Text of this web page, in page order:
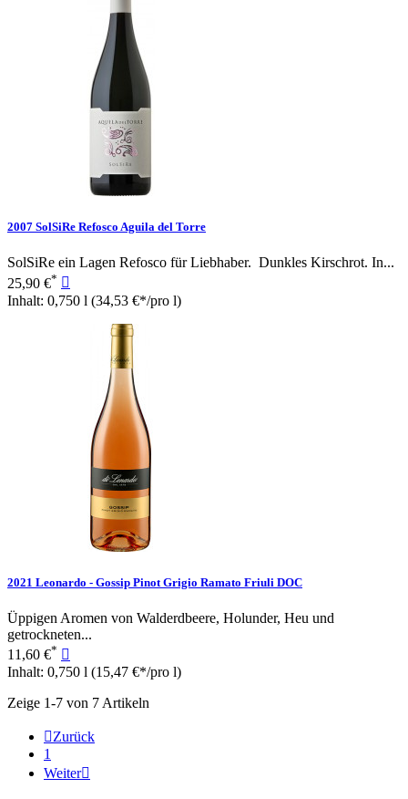
2007 SolSiRe Refosco Aguila del Torre
SolSiRe ein Lagen Refosco für Liebhaber. Dunkles Kirschrot. In...
25,90 €* 
Inhalt: 0,750 l (34,53 €*/pro l)
2021 Leonardo - Gossip Pinot Grigio Ramato Friuli DOC
Üppigen Aromen von Walderdbeere, Holunder, Heu und
getrockneten...
11,60 €* 
Inhalt: 0,750 l (15,47 €*/pro l)
Zeige 1-7 von 7 Artikeln
Zurück
1
Weiter